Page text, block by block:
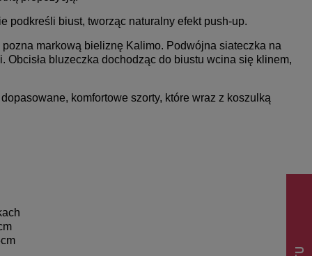
podkreśli biust, tworząc naturalny efekt push-up.
markową bieliznę Kalimo. Podwójna siateczka na
Obcisła bluzeczka dochodząc do biustu wcina się klinem,
komfortowe szorty, które wraz z koszulką